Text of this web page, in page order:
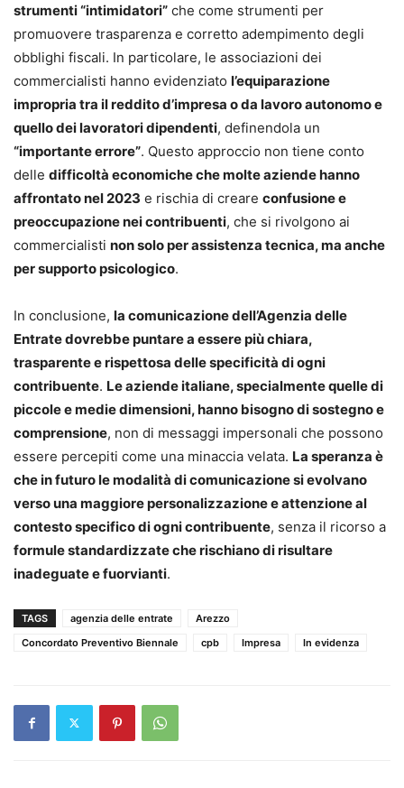
strumenti “intimidatori” che come strumenti per
promuovere trasparenza e corretto adempimento degli
obblighi fiscali. In particolare, le associazioni dei
commercialisti hanno evidenziato l’equiparazione
impropria tra il reddito d’impresa o da lavoro autonomo e
quello dei lavoratori dipendenti, definendola un
“importante errore”. Questo approccio non tiene conto
delle difficoltà economiche che molte aziende hanno
affrontato nel 2023 e rischia di creare confusione e
preoccupazione nei contribuenti, che si rivolgono ai
commercialisti non solo per assistenza tecnica, ma anche
per supporto psicologico.
In conclusione, la comunicazione dell’Agenzia delle
Entrate dovrebbe puntare a essere più chiara,
trasparente e rispettosa delle specificità di ogni
contribuente. Le aziende italiane, specialmente quelle di
piccole e medie dimensioni, hanno bisogno di sostegno e
comprensione, non di messaggi impersonali che possono
essere percepiti come una minaccia velata. La speranza è
che in futuro le modalità di comunicazione si evolvano
verso una maggiore personalizzazione e attenzione al
contesto specifico di ogni contribuente, senza il ricorso a
formule standardizzate che rischiano di risultare
inadeguate e fuorvianti.
TAGS agenzia delle entrate
Arezzo
Concordato Preventivo Biennale
cpb Impresa In evidenza